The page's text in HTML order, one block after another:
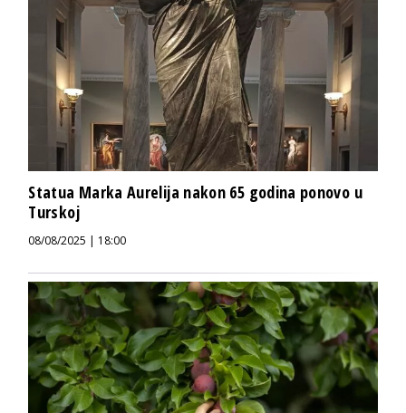
Statua Marka Aurelija nakon 65 godina ponovo u
Turskoj
08/08/2025 | 18:00